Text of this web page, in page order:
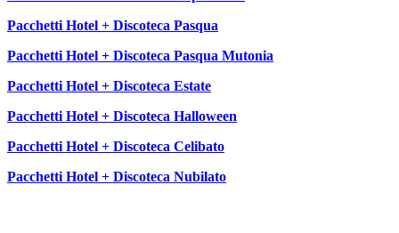
Pacchetti Hotel + Discoteca Pasqua
Pacchetti Hotel + Discoteca Pasqua Mutonia
Pacchetti Hotel + Discoteca Estate
Pacchetti Hotel + Discoteca Halloween
Pacchetti Hotel + Discoteca Celibato
Pacchetti Hotel + Discoteca Nubilato